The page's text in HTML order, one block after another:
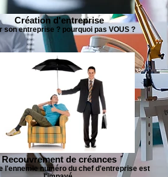
Création d'entreprise
son entreprise ? pourquoi pas VOUS ?
Recouvrement de créances
l'ennemie numéro du chef d'entreprise est